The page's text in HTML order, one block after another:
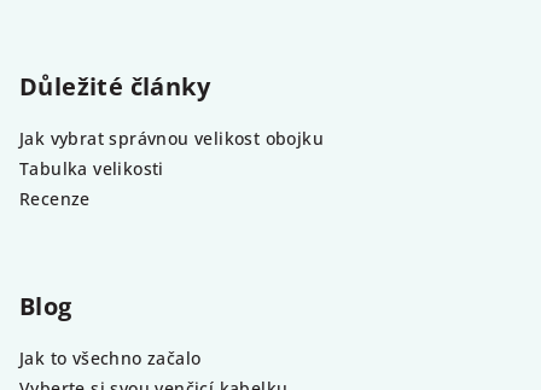
Důležité články
Jak vybrat správnou velikost obojku
Tabulka velikosti
Recenze
Blog
Jak to všechno začalo